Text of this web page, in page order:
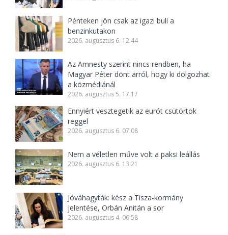
Pénteken jön csak az igazi buli a
benzinkutakon
2026. augusztus 6. 12:44
Az Amnesty szerint nincs rendben, ha
Magyar Péter dönt arról, hogy ki dolgozhat
a közmédiánál
2026. augusztus 5. 17:17
Ennyiért vesztegetik az eurót csütörtök
reggel
2026. augusztus 6. 07:08
Nem a véletlen műve volt a paksi leállás
2026. augusztus 6. 13:21
Jóváhagyták: kész a Tisza-kormány
jelentése, Orbán Anitán a sor
2026. augusztus 4. 06:58